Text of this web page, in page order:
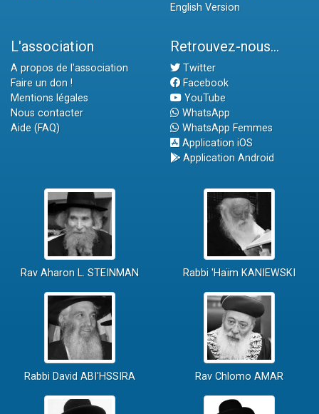
English Version
L'association
A propos de l'association
Faire un don !
Mentions légales
Nous contacter
Aide (FAQ)
Retrouvez-nous...
Twitter
Facebook
YouTube
WhatsApp
WhatsApp Femmes
Application iOS
Application Android
Rav Aharon L. STEINMAN Rabbi 'Haïm KANIEWSKI
Rabbi David ABI'HSSIRA Rav Chlomo AMAR